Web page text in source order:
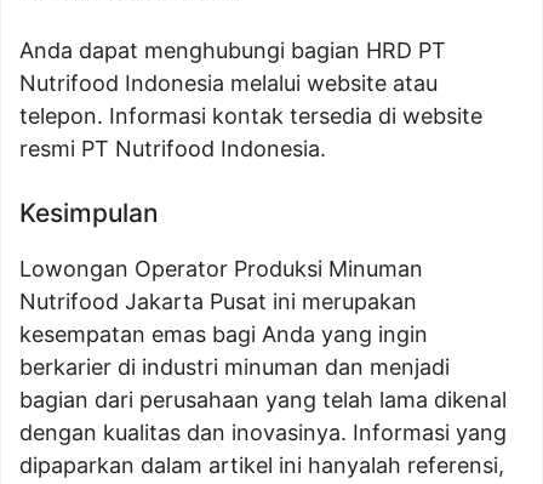
Anda dapat menghubungi bagian HRD PT
Nutrifood Indonesia melalui website atau
telepon. Informasi kontak tersedia di website
resmi PT Nutrifood Indonesia.
Kesimpulan
Lowongan Operator Produksi Minuman
Nutrifood Jakarta Pusat ini merupakan
kesempatan emas bagi Anda yang ingin
berkarier di industri minuman dan menjadi
bagian dari perusahaan yang telah lama dikenal
dengan kualitas dan inovasinya. Informasi yang
dipaparkan dalam artikel ini hanyalah referensi,